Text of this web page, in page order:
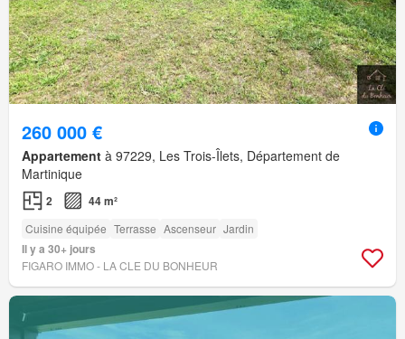
260 000 €
Appartement à 97229, Les Trois-Îlets, Département de
Martinique
2 44 m²
Cuisine équipée Terrasse Ascenseur Jardin
Il y a 30+ jours
FIGARO IMMO - LA CLE DU BONHEUR